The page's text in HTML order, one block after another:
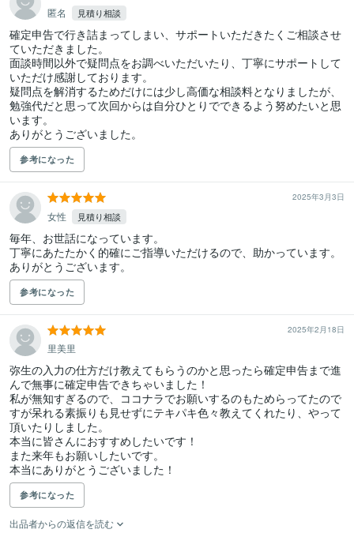
匿名 見積り相談
確定申告で行き詰まってしまい、サポートいただきたくご相談させ
ていただきました。
面談時間以外で疑問点をお調べいただいたり、丁寧にサポートして
いただけ感謝しております。
疑問点を解消するためだけには少し高価な相談料となりましたが、
勉強代だと思って次回からは自分ひとりでできるよう努めたいと思
います。
ありがとうございました。
参考になった
2025年3月3日
女性 見積り相談
毎年、お世話になっています。
丁寧にあたたかく的確にご指導いただけるので、助かっています。
ありがとうございます。
参考になった
2025年2月18日
里美里
弥生の入力の仕方だけ教えてもらうのかと思ったら確定申告まで進
んで無事に確定申告できちゃいました！
私が無知すぎるので、ココナラでお願いするのもためらってたので
すが呆れる素振りも見せずにテキパキ色々教えてくれたり、やって
頂いたりしました。
本当に皆さんにおすすめしたいです！
また来年もお願いしたいです。
本当にありがとうございました！
参考になった
出品者からの返信を読む